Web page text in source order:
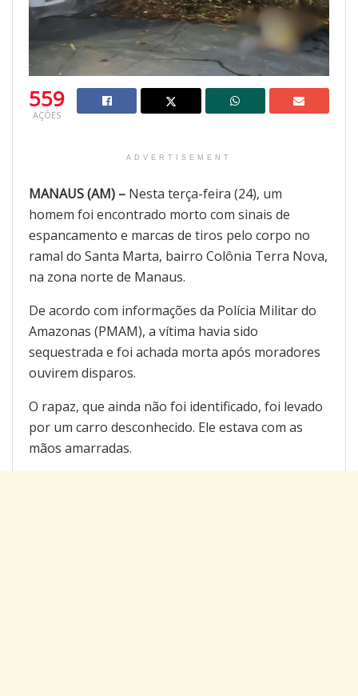
559
AÇÕES
ADVERTISEMENT
MANAUS (AM) – Nesta terça-feira (24), um
homem foi encontrado morto com sinais de
espancamento e marcas de tiros pelo corpo no
ramal do Santa Marta, bairro Colônia Terra Nova,
na zona norte de Manaus.
De acordo com informações da Polícia Militar do
Amazonas (PMAM), a vítima havia sido
sequestrada e foi achada morta após moradores
ouvirem disparos.
O rapaz, que ainda não foi identificado, foi levado
por um carro desconhecido. Ele estava com as
mãos amarradas.